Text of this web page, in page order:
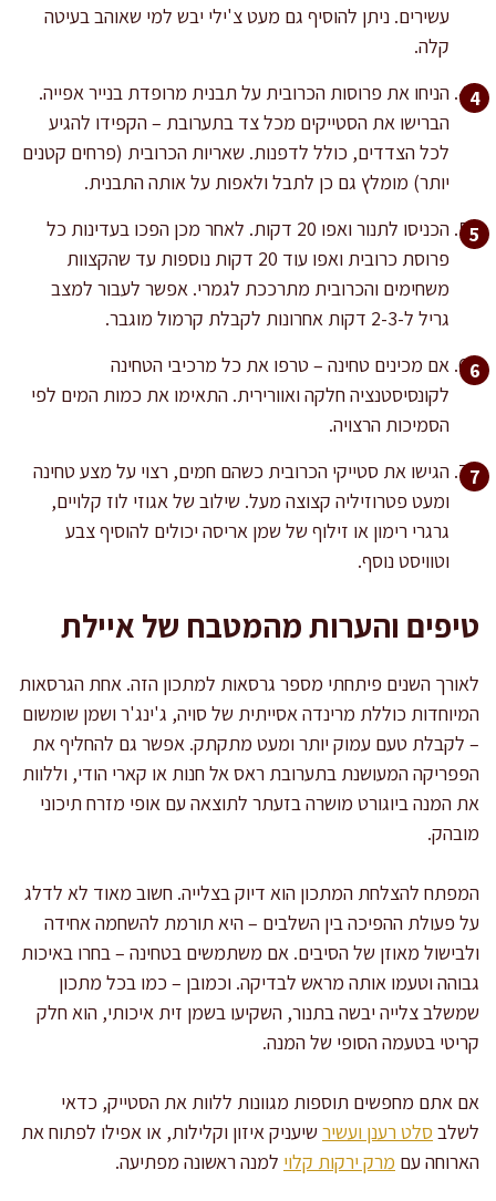
עשירים. ניתן להוסיף גם מעט צ'ילי יבש למי שאוהב בעיטה
קלה.
הניחו את פרוסות הכרובית על תבנית מרופדת בנייר אפייה.
הברישו את הסטייקים מכל צד בתערובת – הקפידו להגיע
לכל הצדדים, כולל לדפנות. שאריות הכרובית (פרחים קטנים
יותר) מומלץ גם כן לתבל ולאפות על אותה התבנית.
הכניסו לתנור ואפו 20 דקות. לאחר מכן הפכו בעדינות כל
פרוסת כרובית ואפו עוד 20 דקות נוספות עד שהקצוות
משחימים והכרובית מתרככת לגמרי. אפשר לעבור למצב
גריל ל-2-3 דקות אחרונות לקבלת קרמול מוגבר.
אם מכינים טחינה – טרפו את כל מרכיבי הטחינה
לקונסיסטנציה חלקה ואוורירית. התאימו את כמות המים לפי
הסמיכות הרצויה.
הגישו את סטייקי הכרובית כשהם חמים, רצוי על מצע טחינה
ומעט פטרוזיליה קצוצה מעל. שילוב של אגוזי לוז קלויים,
גרגרי רימון או זילוף של שמן אריסה יכולים להוסיף צבע
וטוויסט נוסף.
טיפים והערות מהמטבח של איילת
לאורך השנים פיתחתי מספר גרסאות למתכון הזה. אחת הגרסאות
המיוחדות כוללת מרינדה אסייתית של סויה, ג'ינג'ר ושמן שומשום
– לקבלת טעם עמוק יותר ומעט מתקתק. אפשר גם להחליף את
הפפריקה המעושנת בתערובת ראס אל חנות או קארי הודי, וללוות
את המנה ביוגורט מושרה בזעתר לתוצאה עם אופי מזרח תיכוני
מובהק.
המפתח להצלחת המתכון הוא דיוק בצלייה. חשוב מאוד לא לדלג
על פעולת ההפיכה בין השלבים – היא תורמת להשחמה אחידה
ולבישול מאוזן של הסיבים. אם משתמשים בטחינה – בחרו באיכות
גבוהה וטעמו אותה מראש לבדיקה. וכמובן – כמו בכל מתכון
שמשלב צלייה יבשה בתנור, השקיעו בשמן זית איכותי, הוא חלק
קריטי בטעמה הסופי של המנה.
אם אתם מחפשים תוספות מגוונות ללוות את הסטייק, כדאי
לשלב סלט רענן ועשיר שיעניק איזון וקלילות, או אפילו לפתוח את
הארוחה עם מרק ירקות קלוי למנה ראשונה מפתיעה.